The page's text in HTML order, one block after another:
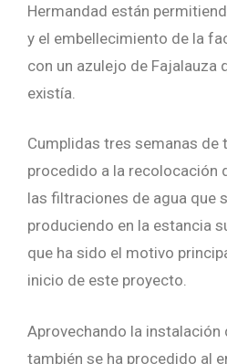
Hermandad están
y el embellecimiento de la
con un azulejo de Fajalauza
existía.
Cumplidas tres semanas de
procedido a la recolocación
las filtraciones de agua que
produciendo en la estancia
que ha sido el motivo
inicio de este proyecto.
Aprovechando la instalación
también se ha procedido al